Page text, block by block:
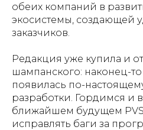
обеих компаний в
экосистемы, создающей
заказчиков.
Редакция уже купила и
шампанского: наконец-
появилась по-
разработки. Гордимся и
ближайшем будущем
исправлять баги за